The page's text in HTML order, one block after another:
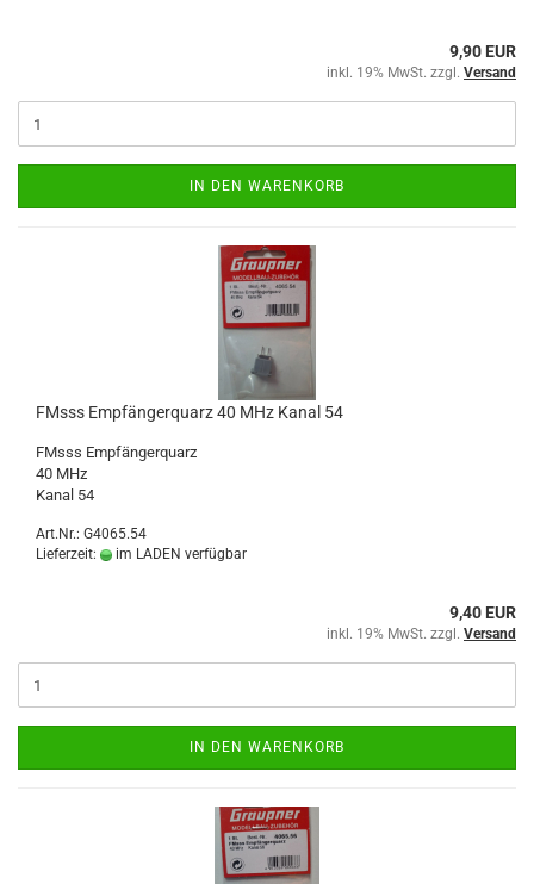
9,90 EUR
inkl. 19% MwSt. zzgl. Versand
IN DEN WARENKORB
FMsss Empfängerquarz 40 MHz Kanal 54
FMsss Empfängerquarz
40 MHz
Kanal 54
Art.Nr.: G4065.54
Lieferzeit:
im LADEN verfügbar
9,40 EUR
inkl. 19% MwSt. zzgl. Versand
IN DEN WARENKORB